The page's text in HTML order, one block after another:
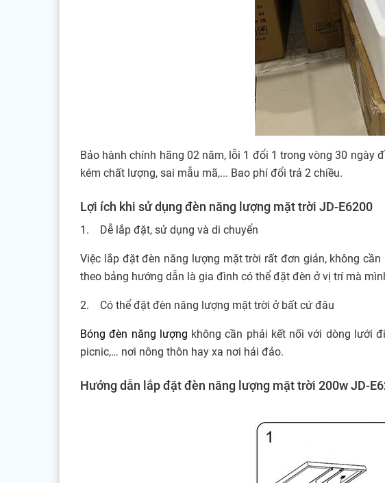
Bảo hành chính hãng 02 năm, lỗi 1 đổi 1 trong vòng 30 ngày
kém chất lượng, sai mẫu mã,... Bao phí đổi trả 2 chiều.
Lợi ích khi sử dụng đèn năng lượng mặt trời JD-E6200
1. Dễ lắp đặt, sử dụng và di chuyển
Việc lắp đặt đèn năng lượng mặt trời rất đơn giản, không
theo bảng hướng dẫn là gia đình có thể đặt đèn ở vị trí mà
2. Có thể đặt đèn năng lượng mặt trời ở bất cứ đâu
Bóng đèn năng lượng không cần phải kết nối với dòng lưới
picnic,… nơi nông thôn hay xa nơi hải đảo.
Hướng dẫn lắp đặt đèn năng lượng mặt trời 200w JD-